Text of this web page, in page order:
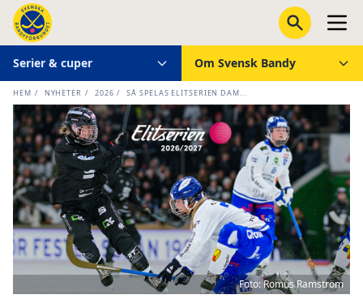
Serier & cuper Om Svensk Bandy
HEM / NYHETER / 2026 / SÅ SPELAS ELITSERIEN DAM...
Foto: Romus Ramström